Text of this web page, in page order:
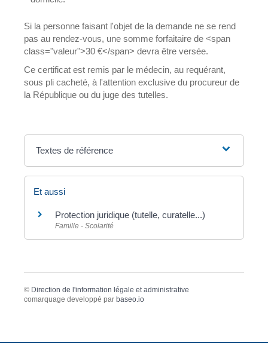
Si la personne faisant l'objet de la demande ne se rend
pas au rendez-vous, une somme forfaitaire de <span
class="valeur">30 €</span> devra être versée.
Ce certificat est remis par le médecin, au requérant,
sous pli cacheté, à l'attention exclusive du procureur de
la République ou du juge des tutelles.
Textes de référence
Et aussi
Protection juridique (tutelle, curatelle...)
Famille - Scolarité
© Direction de l'information légale et administrative
comarquage developpé par baseo.io